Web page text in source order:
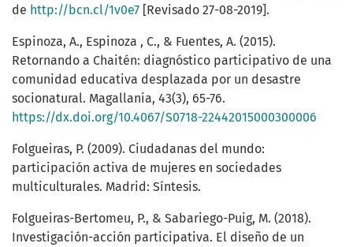
de http://bcn.cl/1v0e7 [Revisado 27-08-2019].
Espinoza, A., Espinoza , C., & Fuentes, A. (2015).
Retornando a Chaitén: diagnóstico participativo de una
comunidad educativa desplazada por un desastre
socionatural. Magallania, 43(3), 65-76.
https://dx.doi.org/10.4067/S0718-22442015000300006
Folgueiras, P. (2009). Ciudadanas del mundo:
participación activa de mujeres en sociedades
multiculturales. Madrid: Síntesis.
Folgueiras-Bertomeu, P., & Sabariego-Puig, M. (2018).
Investigación-acción participativa. El diseño de un